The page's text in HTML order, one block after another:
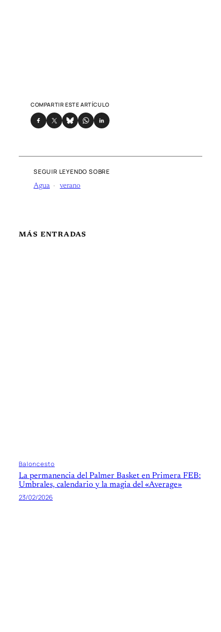
COMPARTIR ESTE ARTÍCULO
SEGUIR LEYENDO SOBRE
Agua verano
MÁS ENTRADAS
Baloncesto
La permanencia del Palmer Basket en Primera FEB:
Umbrales, calendario y la magia del «Average»
23/02/2026